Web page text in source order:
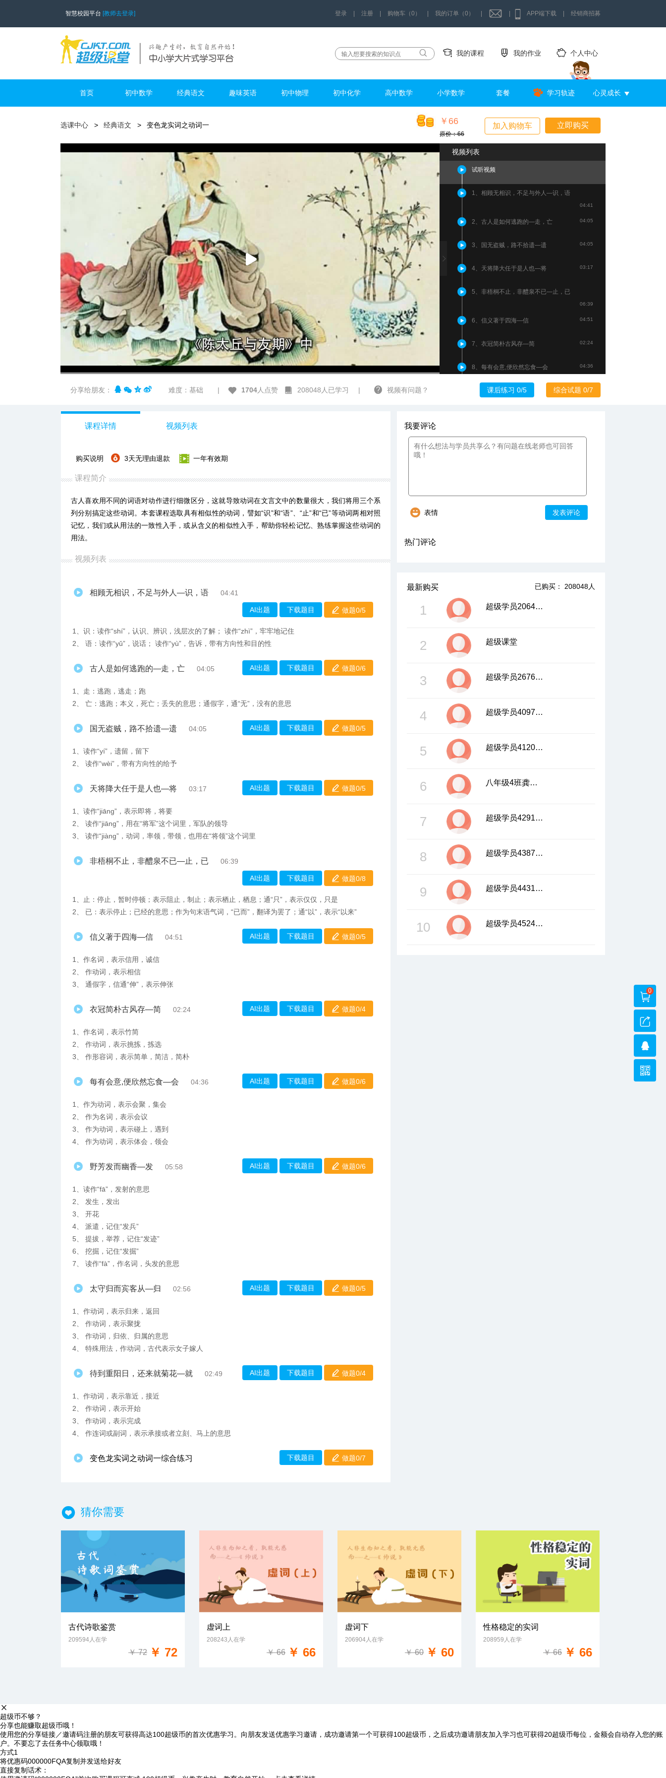
智慧校园平台 [教师去登录] 登录 注册 购物车（0） 我的订单（0） APP端下载 经销商招募
我的课程 我的作业 个人中心
首页 初中数学 经典语文 趣味英语 初中物理 初中化学 高中数学 小学数学 套餐 学习轨迹 心灵成长
立即购买
加入购物车
￥66
原价：66
选课中心 经典语文 变色龙实词之动词一
w12678
00:00 / 01:34 高清 1x
视频列表
试听视频
1、相顾无相识，不足与外人—识，语
04:41
2、古人是如何逃跑的—走，亡 04:05
3、国无盗贼，路不拾遗—遗 04:05
4、天将降大任于是人也—将 03:17
5、非梧桐不止，非醴泉不已—止，已
06:39
6、信义著于四海—信 04:51
7、衣冠简朴古风存—简 02:24
8、每有会意,便欣然忘食—会 04:36
9、野芳发而幽香—发 05:58
11、待到重阳日，还来就菊花—就 02:49
分享给朋友： 难度：基础 | 1704人点赞 208048人已学习 | 视频有问题？ 课后练习 0/5 综合试题 0/7
课程详情 视频列表
购买说明 3天无理由退款 一年有效期
课程简介
古人喜欢用不同的词语对动作进行细微区分，这就导致动词在文言文中的数量很大，我们将用三个系
列分别搞定这些动词。本套课程选取具有相似性的动词，譬如“识”和“语”、“止”和“已”等动词两相对照
记忆，我们或从用法的一致性入手，或从含义的相似性入手，帮助你轻松记忆、熟练掌握这些动词的
用法。
视频列表
相顾无相识，不足与外人—识，语 04:41
AI出题 下载题目 做题0/5
1、识：读作“shí”，认识、辨识，浅层次的了解； 读作“zhì”，牢牢地记住
2、 语：读作“yǔ”，说话； 读作“yù”，告诉，带有方向性和目的性
古人是如何逃跑的—走，亡 04:05 AI出题 下载题目 做题0/6
1、走：逃跑，逃走；跑
2、 亡：逃跑；本义，死亡；丢失的意思；通假字，通“无”，没有的意思
国无盗贼，路不拾遗—遗 04:05 AI出题 下载题目 做题0/5
1、读作“yí”，遗留，留下
2、 读作“wèi”，带有方向性的给予
天将降大任于是人也—将 03:17 AI出题 下载题目 做题0/5
1、读作“jiāng”，表示即将，将要
2、 读作“jiāng”，用在“将军”这个词里，军队的领导
3、 读作“jiàng”，动词，率领，带领，也用在“将领”这个词里
非梧桐不止，非醴泉不已—止，已 06:39
AI出题 下载题目 做题0/8
1、止：停止，暂时停顿；表示阻止，制止；表示栖止，栖息；通“只”，表示仅仅，只是
2、 已：表示停止；已经的意思；作为句末语气词，“已而”，翻译为罢了；通“以”，表示“以来”
信义著于四海—信 04:51 AI出题 下载题目 做题0/5
1、作名词，表示信用，诚信
2、 作动词，表示相信
3、 通假字，信通“伸”，表示伸张
衣冠简朴古风存—简 02:24 AI出题 下载题目 做题0/4
1、作名词，表示竹简
2、 作动词，表示挑拣，拣选
3、 作形容词，表示简单，简洁，简朴
每有会意,便欣然忘食—会 04:36 AI出题 下载题目 做题0/6
1、作为动词，表示会聚，集会
2、 作为名词，表示会议
3、 作为动词，表示碰上，遇到
4、 作为动词，表示体会，领会
野芳发而幽香—发 05:58 AI出题 下载题目 做题0/6
1、读作“fā”，发射的意思
2、 发生，发出
3、 开花
4、 派遣，记住“发兵”
5、 提拔，举荐，记住“发迹”
6、 挖掘，记住“发掘”
7、 读作“fà”，作名词，头发的意思
太守归而宾客从—归 02:56 AI出题 下载题目 做题0/5
1、作动词，表示归来，返回
2、 作动词，表示聚拢
3、 作动词，归依、归属的意思
4、 特殊用法，作动词，古代表示女子嫁人
待到重阳日，还来就菊花—就 02:49 AI出题 下载题目 做题0/4
1、作动词，表示靠近，接近
2、 作动词，表示开始
3、 作动词，表示完成
4、 作连词或副词，表示承接或者立刻、马上的意思
变色龙实词之动词一综合练习 下载题目 做题0/7
我要评论
发表评论
表情
热门评论
已购买： 208048人
最新购买
1 超级学员2064668
2 超级课堂
3 超级学员2676418
4 超级学员4097245
5 超级学员4120766
6 八年级4班龚亮宇
7 超级学员4291289
8 超级学员4387109
9 超级学员4431058
10 超级学员4524266
猜你需要
古代诗歌鉴赏
209594人在学
￥ 72 ￥ 72
虚词上
208243人在学
￥ 66 ￥ 66
虚词下
206904人在学
￥ 60 ￥ 60
性格稳定的实词
208959人在学
￥ 66 ￥ 66
0
超级币不够？
分享也能赚取超级币哦！
使用您的分享链接／邀请码注册的朋友可获得高达100超级币的首次优惠学习。向朋友发送优惠学习邀请，成功邀请第一个可获得100超级币，之后成功邀请朋友加入学习也可获得20超级币每位，金额会自动存入您的账
户。不要忘了去任务中心领取哦！
方式1
将优惠码000000FQA复制并发送给好友
直接复制话术：